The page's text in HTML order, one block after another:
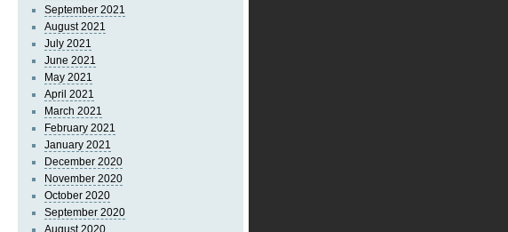
September 2021
August 2021
July 2021
June 2021
May 2021
April 2021
March 2021
February 2021
January 2021
December 2020
November 2020
October 2020
September 2020
August 2020